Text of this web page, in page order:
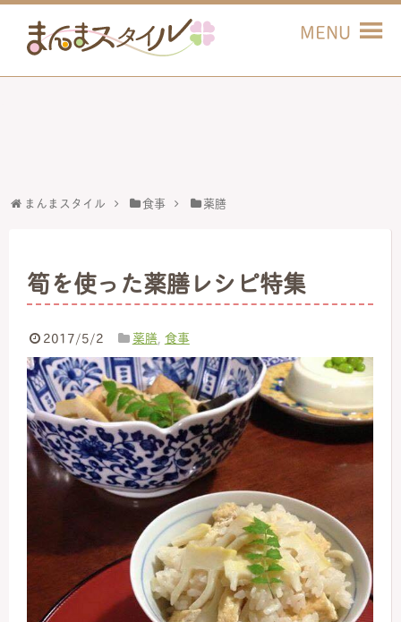
まんまスタイル 食事 薬膳
筍を使った薬膳レシピ特集
2017/5/2 薬膳, 食事